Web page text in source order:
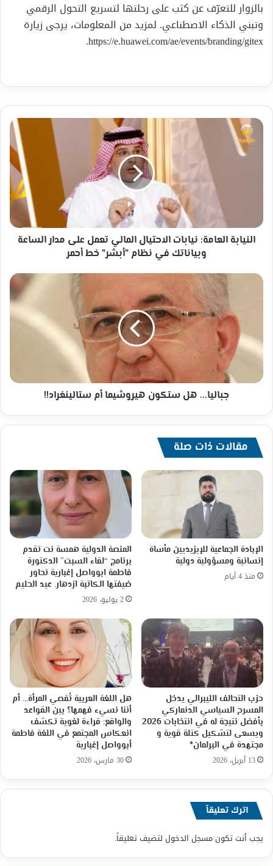
بالزوار للتعرّف عن كثب على رحلتها لتسريع التحول الرقمي
وتبني الذكاء الاصطناعي. لمزيد من المعلومات، يرجى زيارة
https://e.huawei.com/ae/events/branding/gitex.
النيابة
العامة:
نيابات
الساعة
وبياناتك
"أبشر"
النيابة العامة: نيابات الاحتيال المالي تعمل على مدار الساعة
وبياناتك في نظام "أبشر" خط أحمر
جباليا...
هيروشيما
ستالينغراد!!
جباليا... هل ستكون هيروشيما أم ستالينغراد!!
مقالات ذات صلة
الإبادة الجماعية للإيزيديين مأساة
إنسانية ومسؤولية دولية
منذ 4 أيام
المنصة الدولية همسة نت تقدم
برنامج “لقاء السبت” الدكتورة
فاطمة ابوواصل إغبارية تحاور
ضيفتها الكاتبة ازدهار. عيد الحليم
2 يوليو، 2026
حزب التحالف الليبرالي يدخل
المسرح السياسي الدنماركي
بأفضل نتيجة له في انتخابات 2026
ويسعى لتشكيل كتلة قوية و
مجتهدة في البرلمان*
13 أبريل، 2026
هل اللغة العربية تُقصي المرأة… أم
أننا نسيء فهمها؟ بين القواعد
والواقع: قراءة لغوية تكشف
انعكاس المجتمع في اللغة فاطمة
أبوواصل إغبارية
30 مارس، 2026
اترك تعليقاً
يجب أنت تكونمسجل الدخول لتضيف تعليقاً.